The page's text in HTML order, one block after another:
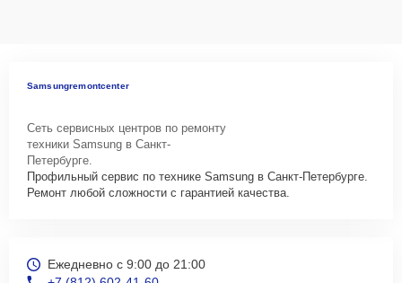
Samsungremontcenter
Сеть сервисных центров по ремонту
техники Samsung в Санкт-
Петербурге.
Профильный сервис по технике Samsung в Санкт-Петербурге.
Ремонт любой сложности с гарантией качества.
Ежедневно с 9:00 до 21:00